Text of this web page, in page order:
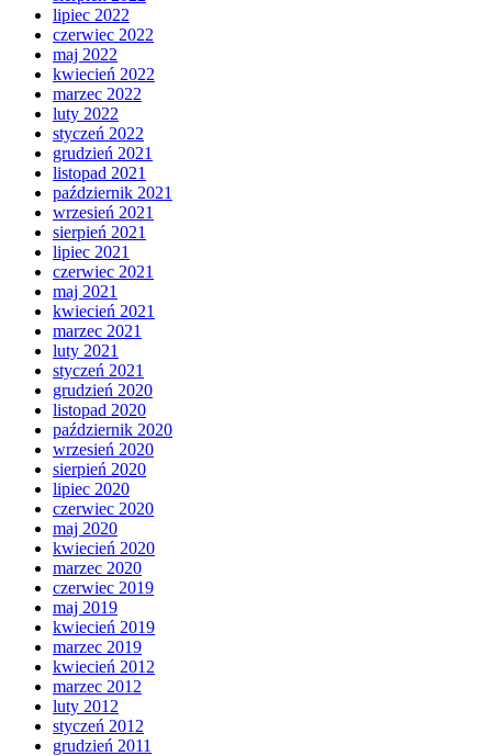
lipiec 2022
czerwiec 2022
maj 2022
kwiecień 2022
marzec 2022
luty 2022
styczeń 2022
grudzień 2021
listopad 2021
październik 2021
wrzesień 2021
sierpień 2021
lipiec 2021
czerwiec 2021
maj 2021
kwiecień 2021
marzec 2021
luty 2021
styczeń 2021
grudzień 2020
listopad 2020
październik 2020
wrzesień 2020
sierpień 2020
lipiec 2020
czerwiec 2020
maj 2020
kwiecień 2020
marzec 2020
czerwiec 2019
maj 2019
kwiecień 2019
marzec 2019
kwiecień 2012
marzec 2012
luty 2012
styczeń 2012
grudzień 2011